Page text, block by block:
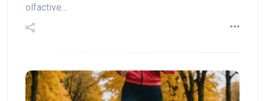
olfactive…